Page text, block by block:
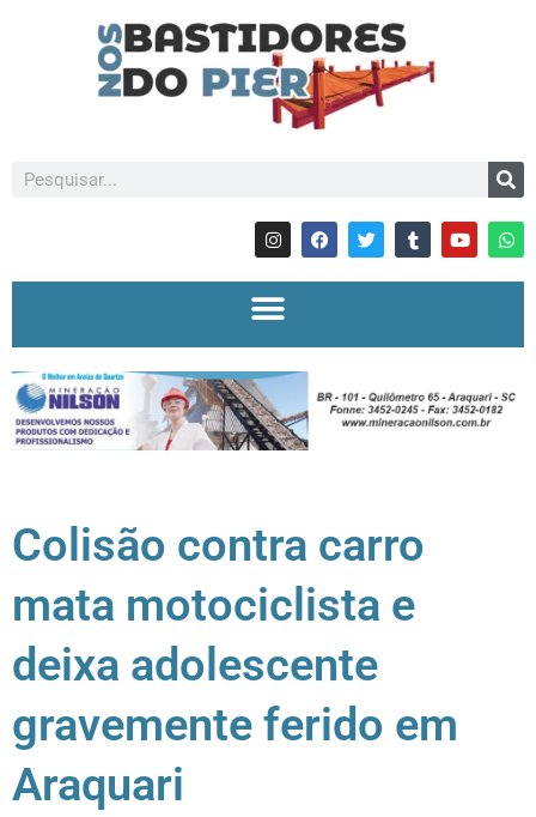
Colisão contra carro
mata motociclista e
deixa adolescente
gravemente ferido em
Araquari